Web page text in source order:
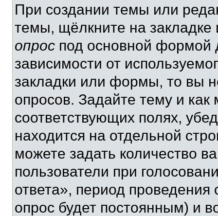
При создании темы или
темы, щёлкните на
опрос под основной формой
зависимости от
закладки или формы, то вы
опросов. Задайте тему и
соответствующих полях,
находится на отдельной
можете задать количество
пользователи при
ответа», период проведения
опрос будет постоянным) и